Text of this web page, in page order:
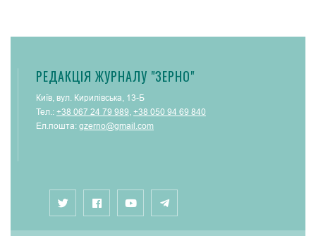
РЕДАКЦІЯ ЖУРНАЛУ "ЗЕРНО"
Київ, вул. Кирилівська, 13-Б
Тел.: +38 067 24 79 989 +38 050 94 69 840
Ел.пошта: gzerno@gmail.com